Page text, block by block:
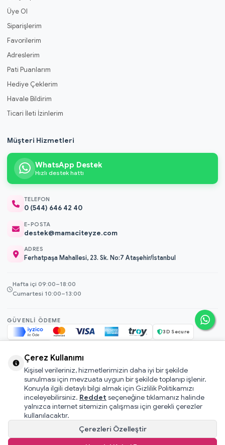
Üye Ol
Siparişlerim
Favorilerim
Adreslerim
Pati Puanlarım
Hediye Çeklerim
Havale Bildirim
Ticari İleti İzinlerim
Müşteri Hizmetleri
WhatsApp Destek
Hızlı destek hattı
TELEFON
0 (544) 646 42 40
E-POSTA
destek@mamaciteyze.com
ADRES
Ferhatpaşa Mahallesi, 23. Sk. No:7 Ataşehir/İstanbul
Hafta içi 09:00–18:00
Cumartesi 10:00–13:00
GÜVENLI ÖDEME
3D Secure
© 2026 Mamacı Teyze · Nurşen ve ekibi ile birlikte ile hazırlandı.
Mesafeli Satış Sözleşmesi
Pati Puan Kazanma Koşulları
Gizlilik ve Çerez Politikası
KVKK Aydınlatma Metni
Kullanıcı Sözleşmesi
Çerez Kullanımı
Kişisel verileriniz, hizmetlerimizin daha iyi bir şekilde
sunulması için mevzuata uygun bir şekilde toplanıp işlenir.
Konuyla ilgili detaylı bilgi almak için Gizlilik Politikamızı
inceleyebilirsiniz. Reddet seçeneğine tıklamanız halinde
yalnızca internet sitemizin çalışması için gerekli çerezler
kullanılacaktır.
Çerezleri Özelleştir